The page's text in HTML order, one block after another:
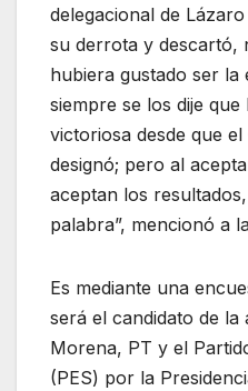
delegacional de
su derrota y descartó,
hubiera gustado ser la
siempre se los dije
victoriosa desde que
designó; pero al
aceptan los
palabra”, mencionó a
Es mediante una
será el candidato de
Morena, PT y el
(PES) por la